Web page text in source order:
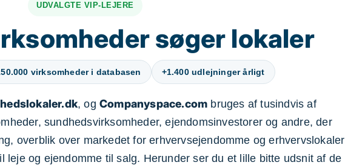
UDVALGTE VIP-LEJERE
søger lokaler
virksomheder i databasen +1.400 udlejninger årligt
, og Companyspace.com bruges af tusindvis af
sundhedsvirksomheder, ejendomsinvestorer og andre, der
overblik over markedet for erhvervsejendomme og erhvervslokaler
leje og ejendomme til salg. Herunder ser du et lille bitte udsnit af de